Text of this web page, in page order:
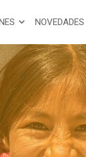
NOVEDADES